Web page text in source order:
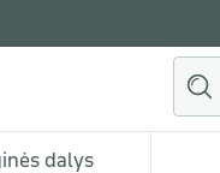
dalys